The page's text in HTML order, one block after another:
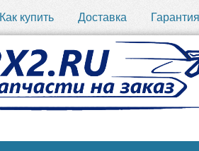
Как купить Доставка Гарантия